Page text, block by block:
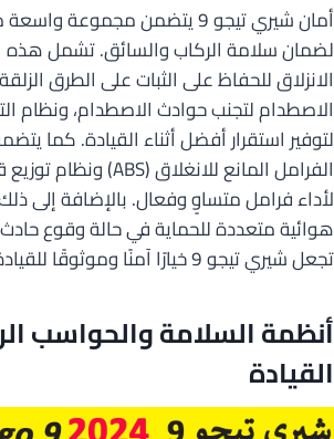
أمان شيري تيجو 9 يتضمن مجموعة
لضمان سلامة الركاب والسائق. تشمل هذه
الانزلاق للحفاظ على الثبات على الطرق
الاصطدام لتجنب حوادث الاصطدام، ونظام
لأداء فرامل متساوٍ وفعال. بالإضافة إلى
هوائية متعددة للحماية في حالة وقوع
تجعل شيري تيجو 9 خيارًا آمنًا وموثوقًا للقيادة في جميع الظروف.
أنظمة السلامة والحواسب
القيادة